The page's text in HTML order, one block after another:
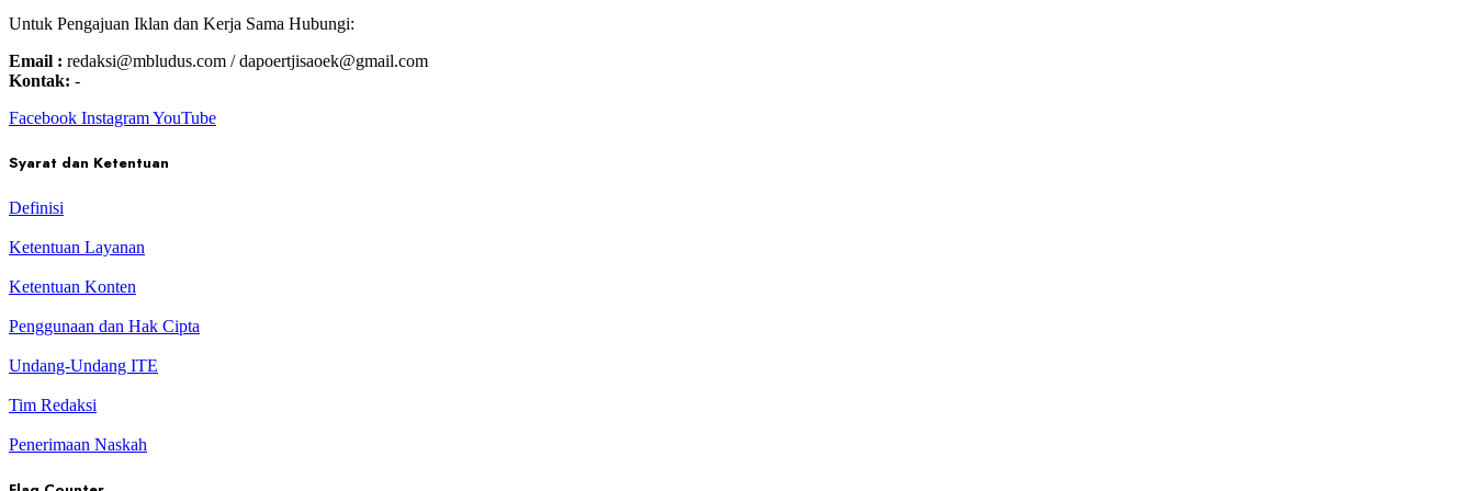
Untuk Pengajuan Iklan dan Kerja Sama Hubungi:
Email : redaksi@mbludus.com / dapoertjisaoek@gmail.com
Kontak: -
Facebook InstagramYouTube
Syarat dan Ketentuan
Definisi
Ketentuan Layanan
Ketentuan Konten
Penggunaan dan Hak Cipta
Undang-Undang ITE
Tim Redaksi
Penerimaan Naskah